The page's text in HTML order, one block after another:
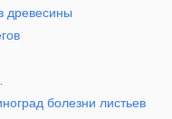
древесины
болезни листьев